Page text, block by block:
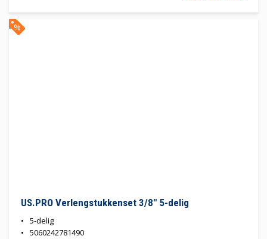
US.PRO Verlengstukkenset 3/8" 5-delig
5-delig
5060242781490
%